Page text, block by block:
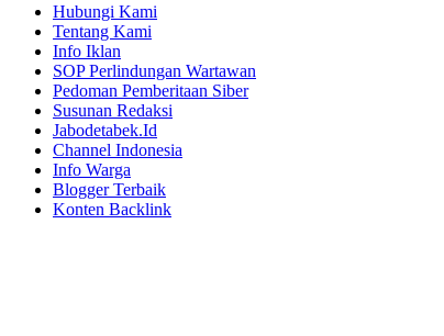
Hubungi Kami
Tentang Kami
Info Iklan
SOP Perlindungan Wartawan
Pedoman Pemberitaan Siber
Susunan Redaksi
Jabodetabek.Id
Channel Indonesia
Info Warga
Blogger Terbaik
Konten Backlink